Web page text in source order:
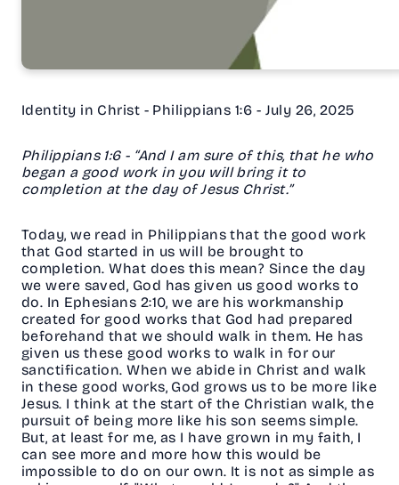
Identity in Christ - Philippians 1:6 - July 26, 2025
Philippians 1:6 - “And I am sure of this, that he who
began a good work in you will bring it to
completion at the day of Jesus Christ.”
Today, we read in Philippians that the good work
that God started in us will be brought to
completion. What does this mean? Since the day
we were saved, God has given us good works to
do. In Ephesians 2:10, we are his workmanship
created for good works that God had prepared
beforehand that we should walk in them. He has
given us these good works to walk in for our
sanctification. When we abide in Christ and walk
in these good works, God grows us to be more like
Jesus. I think at the start of the Christian walk, the
pursuit of being more like his son seems simple.
But, at least for me, as I have grown in my faith, I
can see more and more how this would be
impossible to do on our own. It is not as simple as